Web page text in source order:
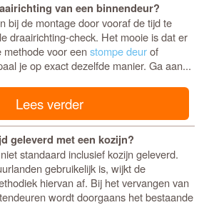
van een binnendeur?
bij de montage door vooraf de tijd te
draairichting-check. Het mooie is dat er
methode voor eenstompe deurof
je op exact dezelfde manier. Ga aan...
Lees verder
geleverd met een kozijn?
standaard inclusief kozijn geleverd.
gebruikelijk is, wijkt de
hiervan af. Bij het vervangen van
wordt doorgaans het bestaande